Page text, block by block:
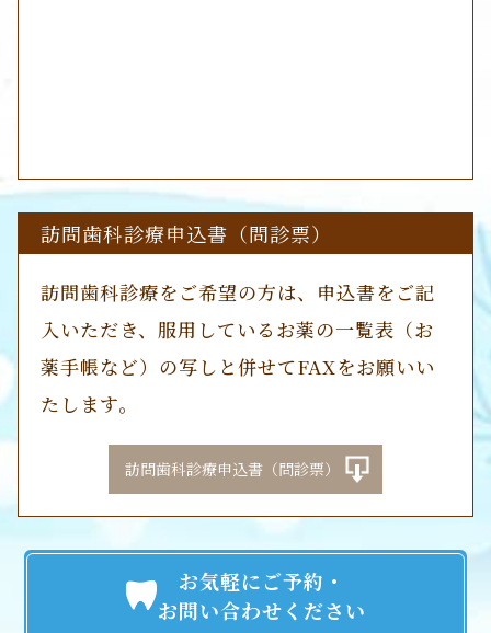
訪問歯科診療申込書（問診票）
訪問歯科診療をご希望の方は、申込書をご記
入いただき、服用しているお薬の一覧表（お
薬手帳など）の写しと併せてFAXをお願いい
たします。
訪問歯科診療申込書（問診票）
お気軽にご予約・
お問い合わせください